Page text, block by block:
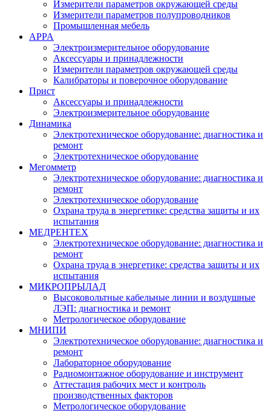
Измерители параметров окружающей среды
Измерители параметров полупроводников
Промышленная мебель
APPA
Электроизмерительное оборудование
Аксессуары и принадлежности
Измерители параметров окружающей среды
Калибраторы и поверочное оборудование
Прист
Аксессуары и принадлежности
Электроизмерительное оборудование
Динамика
Электротехническое оборудование: диагностика и
ремонт
Электротехническое оборудование
Мегомметр
Электротехническое оборудование: диагностика и
ремонт
Электротехническое оборудование
Охрана труда в энергетике: средства защиты и их
испытания
МЕДРЕНТЕХ
Электротехническое оборудование: диагностика и
ремонт
Охрана труда в энергетике: средства защиты и их
испытания
МИКРОПРЫЛАД
Высоковольтные кабельные линии и воздушные
ЛЭП: диагностика и ремонт
Метрологическое оборудование
МНИПИ
Электротехническое оборудование: диагностика и
ремонт
Лабораторное оборудование
Радиомонтажное оборудование и инструмент
Аттестация рабочих мест и контроль
производственных факторов
Метрологическое оборудование